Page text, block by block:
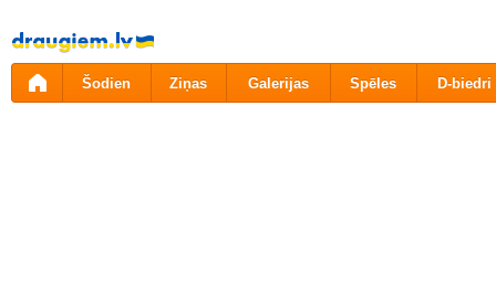
Pāriet
uz
saturu
Šodien Ziņas Galerijas Spēles D-biedri